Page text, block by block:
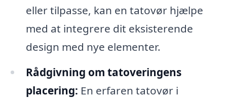
eller tilpasse, kan en tatovør hjælpe
med at integrere dit eksisterende
design med nye elementer.
Rådgivning om tatoveringens
placering: En erfaren tatovør i